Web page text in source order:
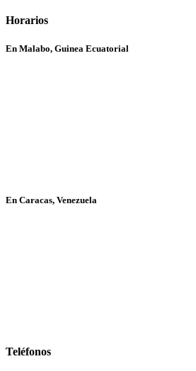
Horarios
En Malabo, Guinea Ecuatorial
En Caracas, Venezuela
Teléfonos